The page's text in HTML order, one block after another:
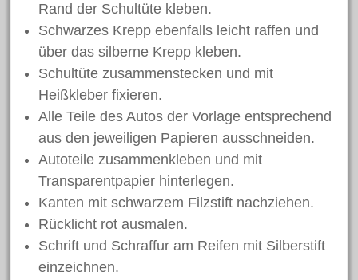
November 2020
März 2020
Dezember 2019
November 2019
Oktober 2019
September 2019
August 2019
Juni 2019
Mai 2019
April 2019
März 2019
Rand der Schultüte kleben.
Schwarzes Krepp ebenfalls leicht raffen und
über das silberne Krepp kleben.
Schultüte zusammenstecken und mit
Heißkleber fixieren.
Alle Teile des Autos der Vorlage entsprechend
aus den jeweiligen Papieren ausschneiden.
Autoteile zusammenkleben und mit
Transparentpapier hinterlegen.
Kanten mit schwarzem Filzstift nachziehen.
Rücklicht rot ausmalen.
Schrift und Schraffur am Reifen mit Silberstift
einzeichnen.